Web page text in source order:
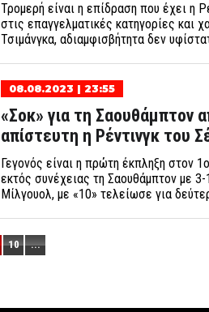
Τρομερή είναι η επίδραση που έχει η
στις επαγγελματικές κατηγορίες και
Τσιμάνγκα, αδιαμφισβήτητα δεν
08.08.2023 | 23:55
«Σοκ» για τη Σαουθάμπτον
απίστευτη η Ρέντινγκ του
Γεγονός είναι η πρώτη έκπληξη στον
εκτός συνέχειας τη Σαουθάμπτον με
Μίλγουολ, με «10» τελείωσε για
10 ...